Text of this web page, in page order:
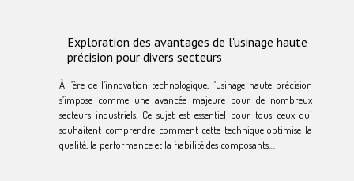
Exploration des avantages de l'usinage haute
précision pour divers secteurs
À l’ère de l’innovation technologique, l’usinage haute précision
s’impose comme une avancée majeure pour de nombreux
secteurs industriels. Ce sujet est essentiel pour tous ceux qui
souhaitent comprendre comment cette technique optimise la
qualité, la performance et la fiabilité des composants....